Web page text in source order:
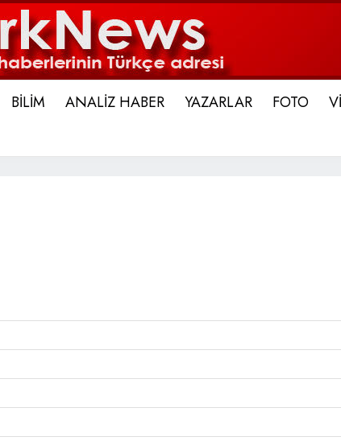
BİLİM ANALİZ HABER YAZARLAR FOTO